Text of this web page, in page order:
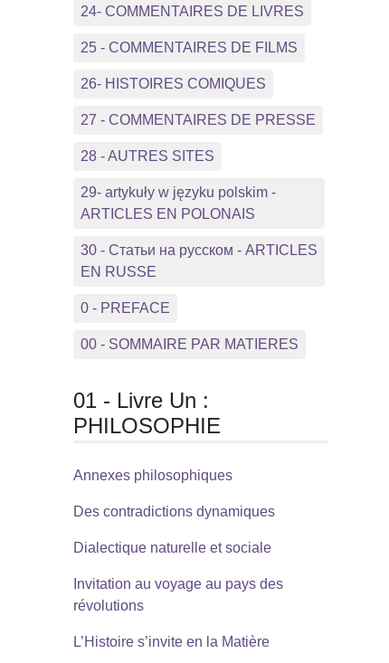
24- COMMENTAIRES DE LIVRES
25 - COMMENTAIRES DE FILMS
26- HISTOIRES COMIQUES
27 - COMMENTAIRES DE PRESSE
28 - AUTRES SITES
29- artykuły w języku polskim -
ARTICLES EN POLONAIS
30 - Статьи на русском - ARTICLES
EN RUSSE
0 - PREFACE
00 - SOMMAIRE PAR MATIERES
01 - Livre Un :
PHILOSOPHIE
Annexes philosophiques
Des contradictions dynamiques
Dialectique naturelle et sociale
Invitation au voyage au pays des
révolutions
L’Histoire s’invite en la Matière